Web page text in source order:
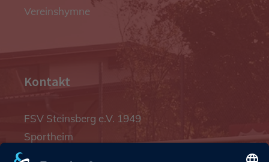
Vereinshymne
Kontakt
FSV Steinsberg e.V. 1949
Sportheim